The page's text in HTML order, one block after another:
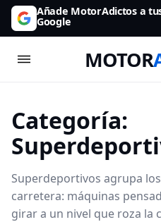
Añade MotorAdictos a
Google
MOTOR
Categoría:
Superdeportivos agrupa
carretera: máquinas
girar a un nivel que roza la